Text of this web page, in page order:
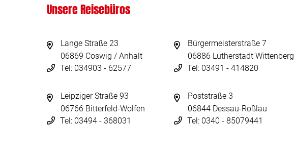
Unsere Reisebüros
Lange Straße 23
06869 Coswig / Anhalt
Tel: 034903 - 62577
Bürgermeisterstraße 7
06886 Lutherstadt Wittenberg
Tel: 03491 - 414820
Leipziger Straße 93
06766 Bitterfeld-Wolfen
Tel: 03494 - 368031
Poststraße 3
06844 Dessau-Roßlau
Tel: 0340 - 85079441